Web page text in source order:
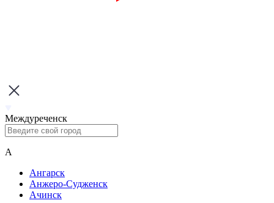
Междуреченск
А
Ангарск
Анжеро-Судженск
Ачинск